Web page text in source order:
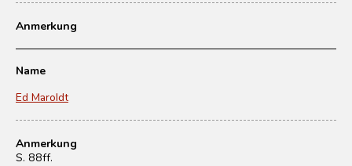
Anmerkung
Name
Ed Maroldt
Anmerkung
S. 88ff.